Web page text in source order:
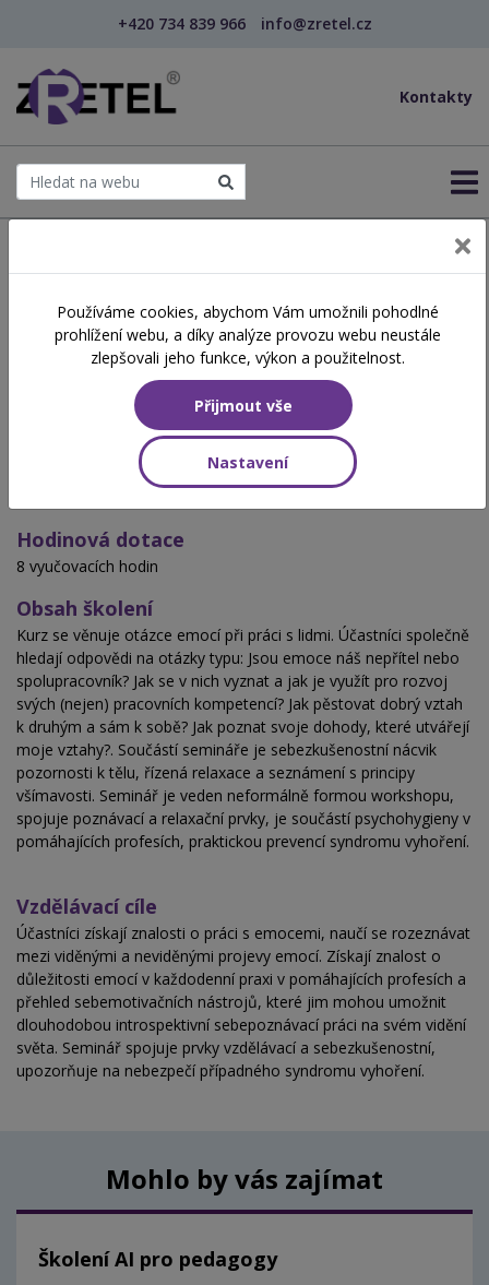
+420 734 839 966 info@zretel.cz
Kontakty
Proaktivní práce s emocemi
a revitalizační strategie při
práci s lidmi
Číslo akreditace
Hodinová dotace
8 vyučovacích hodin
Obsah školení
Kurz se věnuje otázce emocí při práci s lidmi. Účastníci společně
hledají odpovědi na otázky typu: Jsou emoce náš nepřítel nebo
spolupracovník? Jak se v nich vyznat a jak je využít pro rozvoj
svých (nejen) pracovních kompetencí? Jak pěstovat dobrý vztah
k druhým a sám k sobě? Jak poznat svoje dohody, které utvářejí
moje vztahy?. Součástí semináře je sebezkušenostní nácvik
pozornosti k tělu, řízená relaxace a seznámení s principy
všímavosti. Seminář je veden neformálně formou workshopu,
spojuje poznávací a relaxační prvky, je součástí psychohygieny v
pomáhajících profesích, praktickou prevencí syndromu vyhoření.
Vzdělávací cíle
Účastníci získají znalosti o práci s emocemi, naučí se rozeznávat
mezi viděnými a neviděnými projevy emocí. Získají znalost o
důležitosti emocí v každodenní praxi v pomáhajících profesích a
přehled sebemotivačních nástrojů, které jim mohou umožnit
dlouhodobou introspektivní sebepoznávací práci na svém vidění
světa. Seminář spojuje prvky vzdělávací a sebezkušenostní,
upozorňuje na nebezpečí případného syndromu vyhoření.
Mohlo by vás zajímat
Školení AI pro pedagogy
Používáme cookies, abychom Vám umožnili pohodlné
prohlížení webu, a díky analýze provozu webu neustále
zlepšovali jeho funkce, výkon a použitelnost.
Přijmout vše
Nastavení